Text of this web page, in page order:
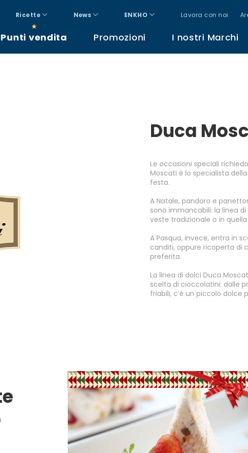
Ricette News ENKHO Lavora con noi
Punti vendita Promozioni I nostri Marchi
Duca
Le occasioni speciali
Moscati è lo specialista
festa.
A Natale, pandoro e
sono immancabili: la linea
veste tradizionale o in
A Pasqua, invece, entra in
canditi, oppure ricoperta di
preferita.
La linea di dolci Duca
scelta di cioccolatini: dalle
friabili, c’è un piccolo dolce